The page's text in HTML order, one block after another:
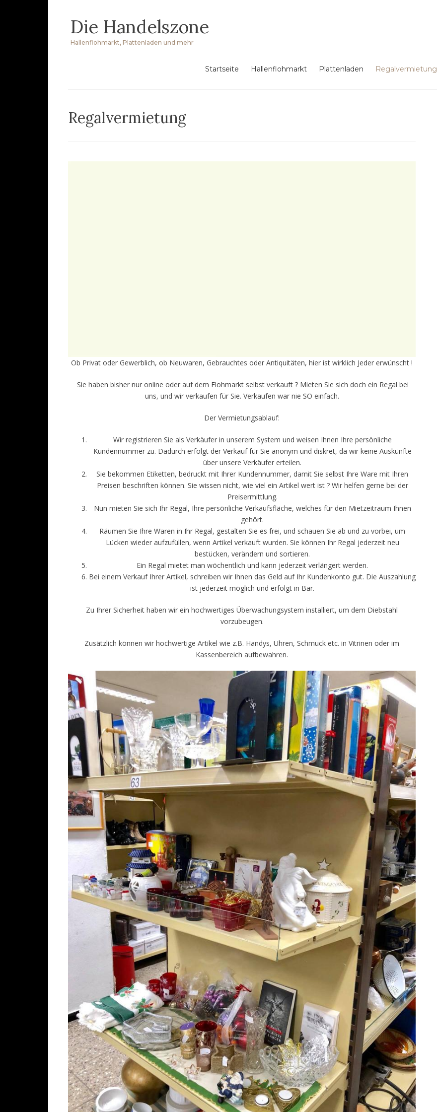
springen
Die Handelszone
Hallenflohmarkt, Plattenladen und mehr
Startseite Hallenflohmarkt Plattenladen Regalvermietung
Regalvermietung
Ob Privat oder Gewerblich, ob Neuwaren, Gebrauchtes oder Antiquitäten, hier ist wirklich Jeder erwünscht !
Sie haben bisher nur online oder auf dem Flohmarkt selbst verkauft ? Mieten Sie sich doch ein Regal bei
uns, und wir verkaufen für Sie. Verkaufen war nie SO einfach.
Der Vermietungsablauf:
Wir registrieren Sie als Verkäufer in unserem System und weisen Ihnen Ihre persönliche
Kundennummer zu. Dadurch erfolgt der Verkauf für Sie anonym und diskret, da wir keine Auskünfte
über unsere Verkäufer erteilen.
Sie bekommen Etiketten, bedruckt mit Ihrer Kundennummer, damit Sie selbst Ihre Ware mit Ihren
Preisen beschriften können. Sie wissen nicht, wie viel ein Artikel wert ist ? Wir helfen gerne bei der
Preisermittlung.
Nun mieten Sie sich Ihr Regal, Ihre persönliche Verkaufsfläche, welches für den Mietzeitraum Ihnen
gehört.
Räumen Sie Ihre Waren in Ihr Regal, gestalten Sie es frei, und schauen Sie ab und zu vorbei, um
Lücken wieder aufzufüllen, wenn Artikel verkauft wurden. Sie können Ihr Regal jederzeit neu
bestücken, verändern und sortieren.
Ein Regal mietet man wöchentlich und kann jederzeit verlängert werden.
Bei einem Verkauf Ihrer Artikel, schreiben wir Ihnen das Geld auf Ihr Kundenkonto gut. Die Auszahlung
ist jederzeit möglich und erfolgt in Bar.
Zu Ihrer Sicherheit haben wir ein hochwertiges Überwachungsystem installiert, um dem Diebstahl
vorzubeugen.
Zusätzlich können wir hochwertige Artikel wie z.B. Handys, Uhren, Schmuck etc. in Vitrinen oder im
Kassenbereich aufbewahren.